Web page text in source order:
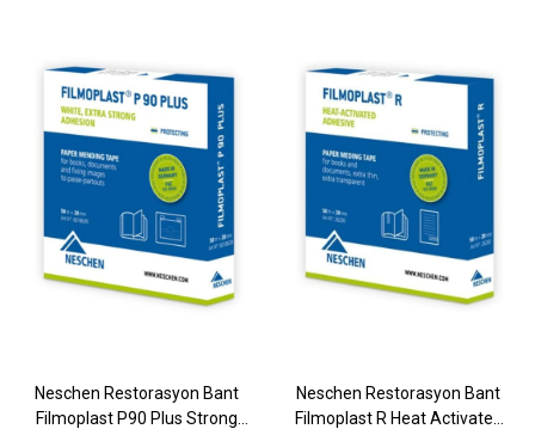
Neschen Restorasyon Bant
Filmoplast P90 Plus Strong
Neschen Restorasyon Bant
Filmoplast R Heat Activated